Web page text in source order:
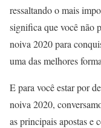
ressaltando o mais
significa que você não
noiva 2020 para
uma das melhores
E para você estar por
noiva 2020,
as principais apostas e